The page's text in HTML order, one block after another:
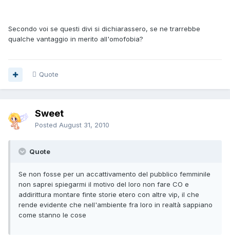
Secondo voi se questi divi si dichiarassero, se ne trarrebbe
qualche vantaggio in merito all'omofobia?
Quote
Sweet
Posted August 31, 2010
Quote
Se non fosse per un accattivamento del pubblico femminile
non saprei spiegarmi il motivo del loro non fare CO e
addirittura montare finte storie etero con altre vip, il che
rende evidente che nell'ambiente fra loro in realtà sappiano
come stanno le cose